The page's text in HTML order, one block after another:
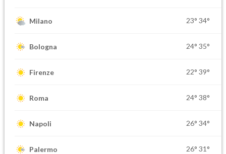
Milano 23° 34°
Bologna 24° 35°
Firenze 22° 39°
Roma 24° 38°
Napoli 26° 34°
Palermo 26° 31°